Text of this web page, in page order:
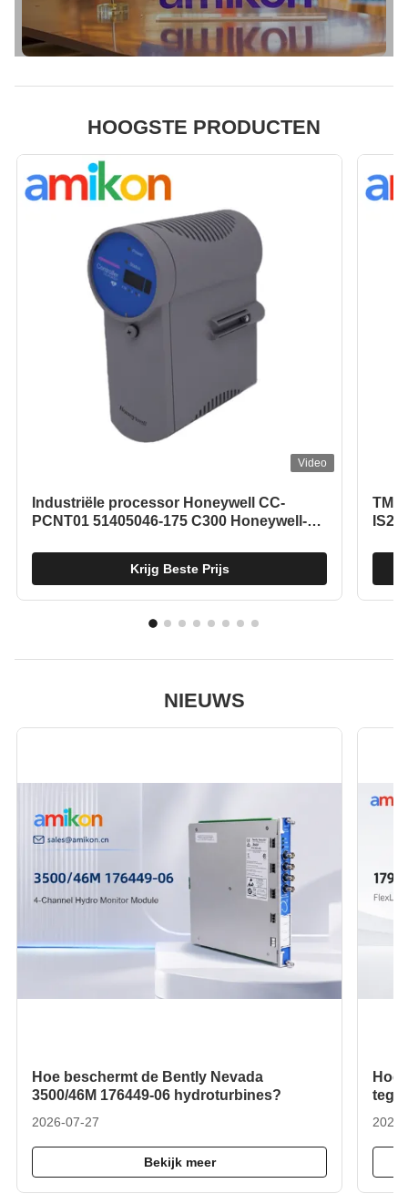
HOOGSTE PRODUCTEN
Video
Industriële processor Honeywell CC-
PCNT01 51405046-175 C300 Honeywell-
Krijg Beste Prijs
NIEUWS
Hoe beschermt de Bently Nevada
3500/46M 176449-06 hydroturbines?
2026-07-27
Bekijk meer
Hoe